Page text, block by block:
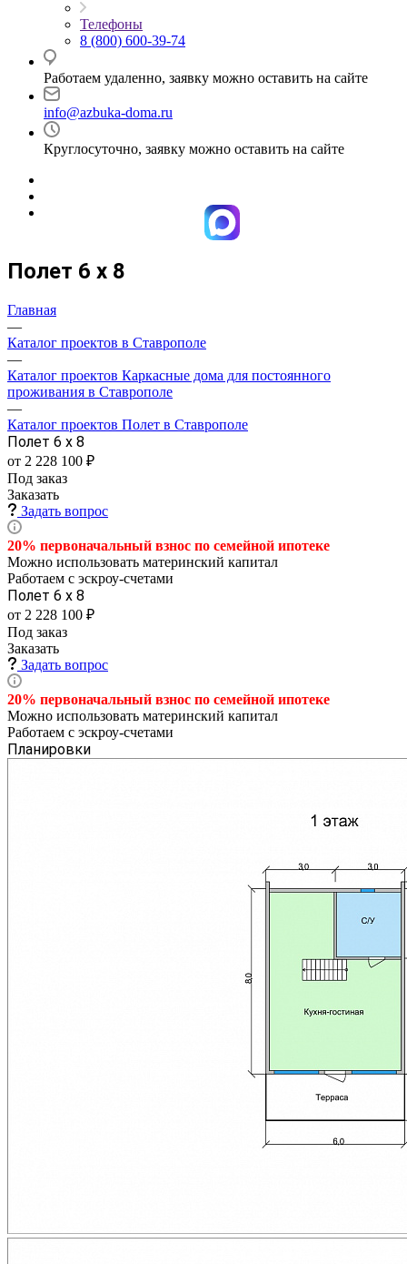
Телефоны
8 (800) 600-39-74
Работаем удаленно, заявку можно оставить на сайте
info@azbuka-doma.ru
Круглосуточно, заявку можно оставить на сайте
Полет 6 х 8
Главная
—
Каталог проектов в Ставрополе
—
Каталог проектов Каркасные дома для постоянного
проживания в Ставрополе
—
Каталог проектов Полет в Ставрополе
Полет 6 х 8
от 2 228 100 ₽
Под заказ
Заказать
Задать вопрос
20% первоначальный взнос по семейной ипотеке
Можно использовать материнский капитал
Работаем с эскроу-счетами
Полет 6 х 8
от 2 228 100 ₽
Под заказ
Заказать
Задать вопрос
20% первоначальный взнос по семейной ипотеке
Можно использовать материнский капитал
Работаем с эскроу-счетами
Планировки